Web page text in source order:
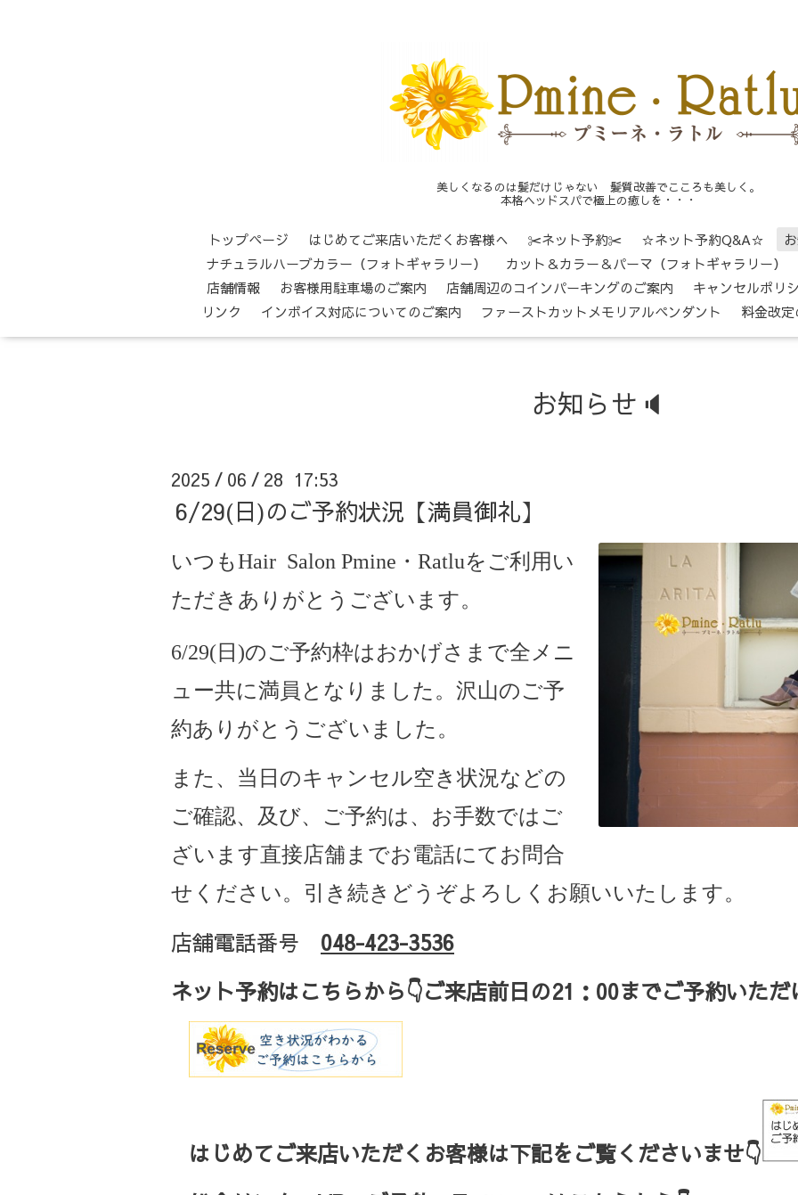
美しくなるのは髪だけじゃない 髪質改善でこころも美しく。
本格ヘッドスパで極上の癒しを・・・
トップページ はじめてご来店いただくお客様へ ✂ネット予約✂ ☆ネット予約Q&A☆
ナチュラルハーブカラー（フォトギャラリー）
カット＆カラー＆パーマ（フォトギャラリー）
店舗情報
お客様用駐車場のご案内 店舗周辺のコインパーキングのご案内
キャンセルポリ
リンク
インボイス対応についてのご案内 ファーストカットメモリアルペンダント 料金改
お知らせ🔈
2025 / 06 / 28 17:53
6/29(日)のご予約状況【満員御礼】
いつもHair Salon Pmine・Ratluをご利用い
ただきありがとうございます。
6/29(日)のご予約枠はおかげさまで全メニ
ュー共に満員となりました。沢山のご予
約ありがとうございました。
また、当日のキャンセル空き状況などの
ご確認、及び、ご予約は、お手数ではご
ざいます直接店舗までお電話にてお問合
せください。引き続きどうぞよろしくお願いいたします。
店舗電話番号 048-423-3536
ネット予約はこちらから👇ご来店前日の21 ： 00までご予約いただ
はじめてご来店いただくお客様は下記をご覧くださいませ👇